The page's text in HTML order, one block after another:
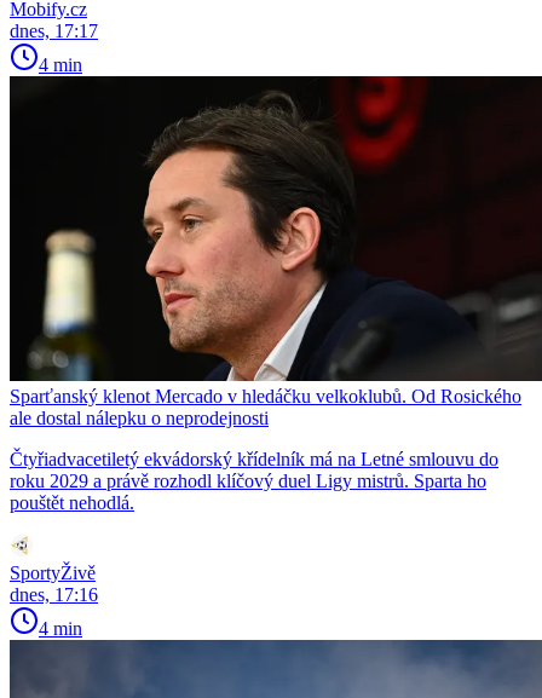
Mobify.cz
dnes, 17:17
4 min
Sparťanský klenot Mercado v hledáčku velkoklubů. Od Rosického
ale dostal nálepku o neprodejnosti
Čtyřiadvacetiletý ekvádorský křídelník má na Letné smlouvu do
roku 2029 a právě rozhodl klíčový duel Ligy mistrů. Sparta ho
pouštět nehodlá.
SportyŽivě
dnes, 17:16
4 min